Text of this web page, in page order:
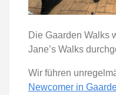
Die Gaarden Walks
Jane’s Walks
Wir führen
Newcomer in